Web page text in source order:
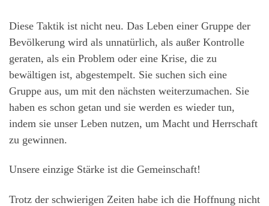
Diese Taktik ist nicht neu. Das Leben einer Gruppe der
Bevölkerung wird als unnatürlich, als außer Kontrolle
geraten, als ein Problem oder eine Krise, die zu
bewältigen ist, abgestempelt. Sie suchen sich eine
Gruppe aus, um mit den nächsten weiterzumachen. Sie
haben es schon getan und sie werden es wieder tun,
indem sie unser Leben nutzen, um Macht und Herrschaft
zu gewinnen.
Unsere einzige Stärke ist die Gemeinschaft!
Trotz der schwierigen Zeiten habe ich die Hoffnung nicht